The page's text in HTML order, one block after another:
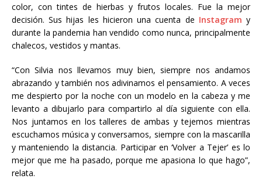
color, con tintes de hierbas y frutos locales. Fue la mejor
decisión. Sus hijas les hicieron una cuenta de Instagram y
durante la pandemia han vendido como nunca, principalmente
chalecos, vestidos y mantas.
“Con Silvia nos llevamos muy bien, siempre nos andamos
abrazando y también nos adivinamos el pensamiento. A veces
me despierto por la noche con un modelo en la cabeza y me
levanto a dibujarlo para compartirlo al día siguiente con ella.
Nos juntamos en los talleres de ambas y tejemos mientras
escuchamos música y conversamos, siempre con la mascarilla
y manteniendo la distancia. Participar en ‘Volver a Tejer’ es lo
mejor que me ha pasado, porque me apasiona lo que hago”,
relata.